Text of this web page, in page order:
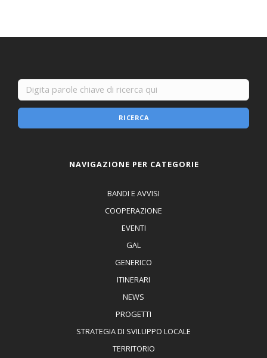
RICERCA
NAVIGAZIONE PER CATEGORIE
BANDI E AVVISI
COOPERAZIONE
EVENTI
GAL
GENERICO
ITINERARI
NEWS
PROGETTI
STRATEGIA DI SVILUPPO LOCALE
TERRITORIO